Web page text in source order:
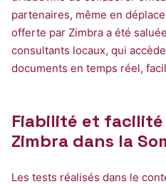
partenaires, même en
offerte par Zimbra a été
consultants locaux, qui
documents en temps réel,
Fiabilité et
Zimbra dans la
Les tests réalisés dans le